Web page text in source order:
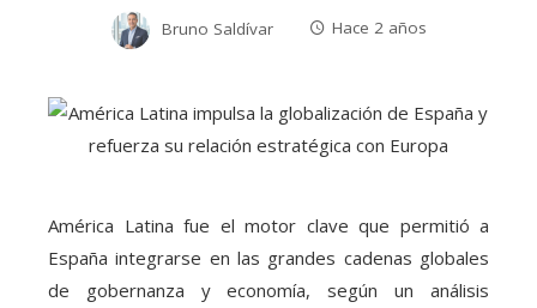
Bruno Saldívar Hace 2 años
América Latina fue el motor clave que permitió a
España integrarse en las grandes cadenas globales
de gobernanza y economía, según un análisis